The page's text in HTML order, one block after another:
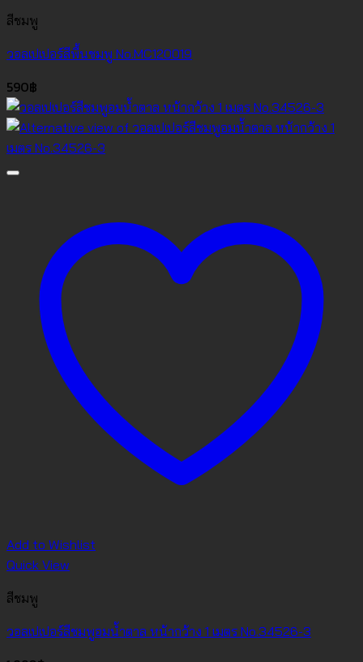
สีชมพู
วอลเปเปอร์สีพื้นชมพู No.MC120019
590฿
Add to Wishlist
Quick View
สีชมพู
วอลเปเปอร์สีชมพูอมน้ำตาล หน้ากว้าง 1 เมตร No.34526-3